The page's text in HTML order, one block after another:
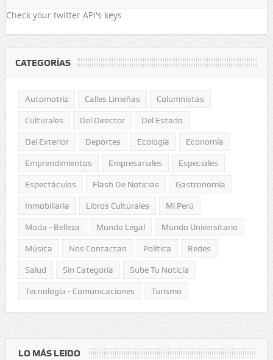
Check your twitter API's keys
CATEGORÍAS
Automotriz Calles Limeñas Columnistas
Culturales Del Director Del Estado
Del Exterior Deportes Ecología Economía
Emprendimientos Empresariales Especiales
Espectáculos Flash De Noticias Gastronomía
Inmobiliaria Libros Culturales Mi Perú
Moda - Belleza Mundo Legal Mundo Universitario
Música Nos Contactan Política Redes
Salud Sin Categoría Sube Tu Noticia
Tecnología - Comunicaciones Turismo
LO MÁS LEIDO